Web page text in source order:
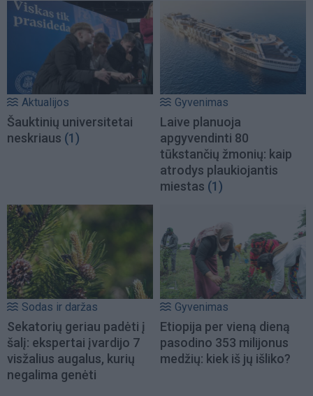
Aktualijos
Šauktinių universitetai
neskriaus (1)
Gyvenimas
Laive planuoja
apgyvendinti 80
tūkstančių žmonių: kaip
atrodys plaukiojantis
miestas (1)
Sodas ir daržas
Sekatorių geriau padėti į
šalį: ekspertai įvardijo 7
visžalius augalus, kurių
negalima genėti
Gyvenimas
Etiopija per vieną dieną
pasodino 353 milijonus
medžių: kiek iš jų išliko?